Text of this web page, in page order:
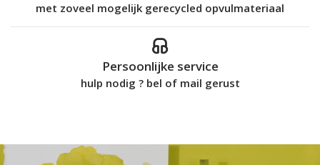
met zoveel mogelijk gerecycled opvulmateriaal
Persoonlijke service
hulp nodig ? bel of mail gerust